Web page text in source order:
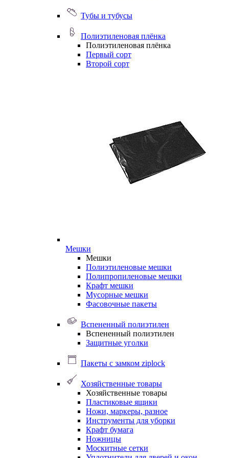
Тубы и тубусы
Полиэтиленовая плёнка
Полиэтиленовая плёнка
Первый сорт
Второй сорт
Мешки
Мешки
Полиэтиленовые мешки
Полипропиленовые мешки
Крафт мешки
Мусорные мешки
Фасовочные пакеты
Вспененный полиэтилен
Вспененный полиэтилен
Защитные уголки
Пакеты с замком ziplock
Хозяйственные товары
Хозяйственные товары
Пластиковые ящики
Ножи, маркеры, разное
Инструменты для уборки
Крафт бумага
Ножницы
Москитные сетки